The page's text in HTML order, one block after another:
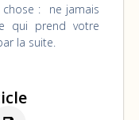
: ne jamais
qui prend votre
la suite.